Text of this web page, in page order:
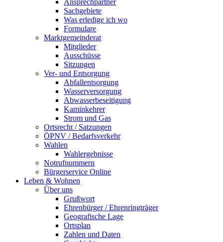
Ansprechpartner
Sachgebiete
Was erledige ich wo
Formulare
Marktgemeinderat
Mitglieder
Ausschüsse
Sitzungen
Ver- und Entsorgung
Abfallentsorgung
Wasserversorgung
Abwasserbeseitigung
Kaminkehrer
Strom und Gas
Ortsrecht / Satzungen
ÖPNV / Bedarfsverkehr
Wahlen
Wahlergebnisse
Notrufnummern
Bürgerservice Online
Leben & Wohnen
Über uns
Grußwort
Ehrenbürger / Ehrenringträger
Geografische Lage
Ortsplan
Zahlen und Daten